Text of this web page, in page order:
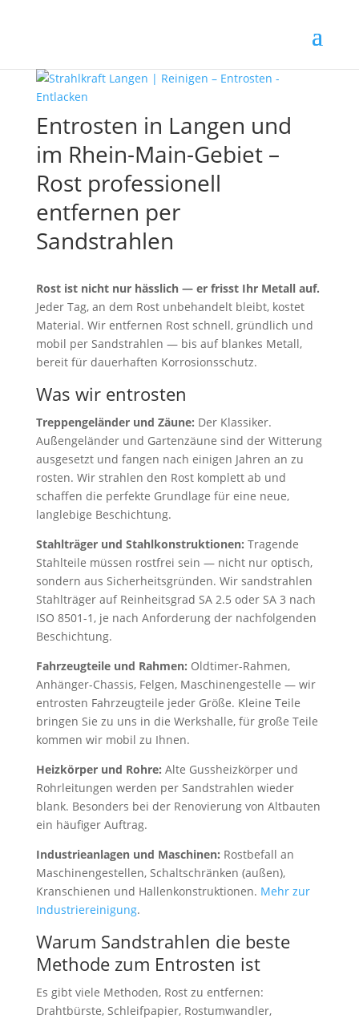
Entrosten in Langen und
im Rhein-Main-Gebiet –
Rost professionell
entfernen per
Sandstrahlen
Rost ist nicht nur hässlich — er frisst Ihr Metall auf.
Jeder Tag, an dem Rost unbehandelt bleibt, kostet
Material. Wir entfernen Rost schnell, gründlich und
mobil per Sandstrahlen — bis auf blankes Metall,
bereit für dauerhaften Korrosionsschutz.
Was wir entrosten
Treppengeländer und Zäune: Der Klassiker.
Außengeländer und Gartenzäune sind der Witterung
ausgesetzt und fangen nach einigen Jahren an zu
rosten. Wir strahlen den Rost komplett ab und
schaffen die perfekte Grundlage für eine neue,
langlebige Beschichtung.
Stahlträger und Stahlkonstruktionen: Tragende
Stahlteile müssen rostfrei sein — nicht nur optisch,
sondern aus Sicherheitsgründen. Wir sandstrahlen
Stahlträger auf Reinheitsgrad SA 2.5 oder SA 3 nach
ISO 8501-1, je nach Anforderung der nachfolgenden
Beschichtung.
Fahrzeugteile und Rahmen: Oldtimer-Rahmen,
Anhänger-Chassis, Felgen, Maschinengestelle — wir
entrosten Fahrzeugteile jeder Größe. Kleine Teile
bringen Sie zu uns in die Werkshalle, für große Teile
kommen wir mobil zu Ihnen.
Heizkörper und Rohre: Alte Gussheizkörper und
Rohrleitungen werden per Sandstrahlen wieder
blank. Besonders bei der Renovierung von Altbauten
ein häufiger Auftrag.
Industrieanlagen und Maschinen: Rostbefall an
Maschinengestellen, Schaltschränken (außen),
Kranschienen und Hallenkonstruktionen. Mehr zur
Industriereinigung.
Warum Sandstrahlen die beste
Methode zum Entrosten ist
Es gibt viele Methoden, Rost zu entfernen:
Drahtbürste, Schleifpapier, Rostumwandler,